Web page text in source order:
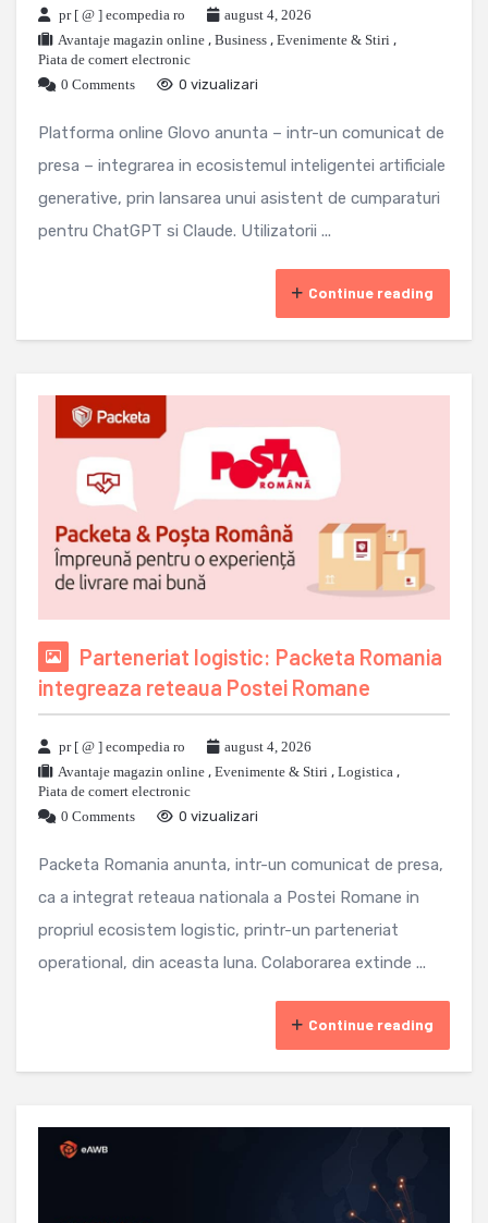
pr [ @ ] ecompedia ro
august 4, 2026
Avantaje magazin online , Business , Evenimente & Stiri ,
Piata de comert electronic
0 Comments
0 vizualizari
Platforma online Glovo anunta – intr-un comunicat de
presa – integrarea in ecosistemul inteligentei artificiale
generative, prin lansarea unui asistent de cumparaturi
pentru ChatGPT si Claude. Utilizatorii ...
Continue reading
Parteneriat logistic: Packeta Romania
integreaza reteaua Postei Romane
pr [ @ ] ecompedia ro
august 4, 2026
Avantaje magazin online , Evenimente & Stiri , Logistica ,
Piata de comert electronic
0 Comments
0 vizualizari
Packeta Romania anunta, intr-un comunicat de presa,
ca a integrat reteaua nationala a Postei Romane in
propriul ecosistem logistic, printr-un parteneriat
operational, din aceasta luna. Colaborarea extinde ...
Continue reading